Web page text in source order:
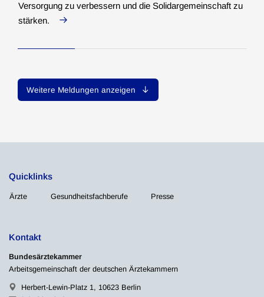
Versorgung zu verbessern und die Solidargemeinschaft zu
stärken.
Weitere Meldungen anzeigen
Quicklinks
Ärzte Gesundheitsfachberufe Presse
Kontakt
Bundesärztekammer
Arbeitsgemeinschaft der deutschen Ärztekammern
Herbert-Lewin-Platz 1, 10623 Berlin